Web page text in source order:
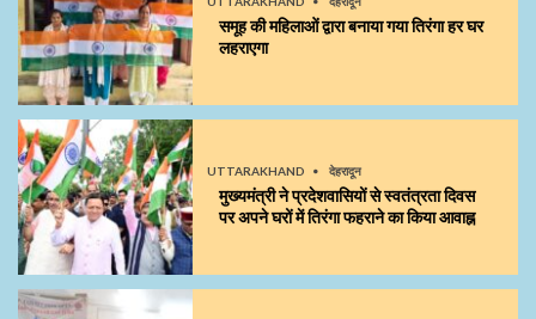
समूह की महिलाओं द्वारा बनाया गया तिरंगा हर घर
लहराएगा
UTTARAKHAND देहरादून
मुख्यमंत्री ने प्रदेशवासियों से स्वतंत्रता दिवस
पर अपने घरों में तिरंगा फहराने का किया आवाह्न